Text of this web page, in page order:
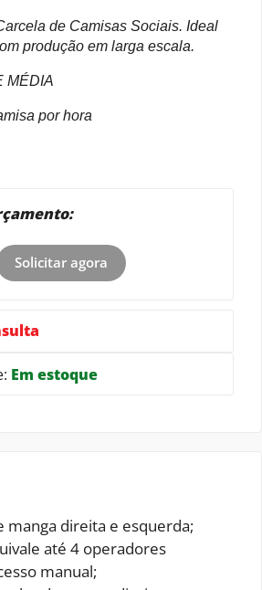
de Camisas Sociais. Ideal
produção em larga escala.
MÉDIA
por hora
Solicitar agora
Em estoque
manga direita e esquerda;
até 4 operadores
manual;